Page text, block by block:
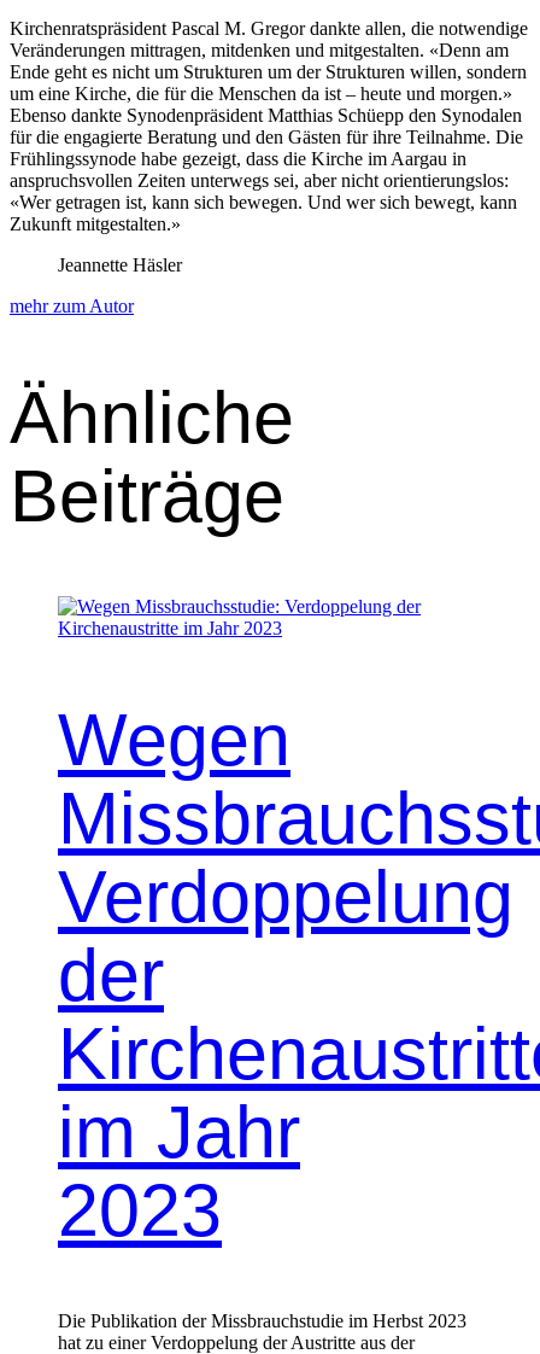
Kirchen­rat­spräsi­dent Pas­cal M. Gre­gor dank­te allen, die notwendi­ge
Verän­derun­gen mit­tra­gen, mit­denken und mit­gestal­ten. «Denn am
Ende geht es nicht um Struk­turen um der Struk­turen willen, son­dern
um eine Kirche, die für die Men­schen da ist – heute und mor­gen.»
Eben­so dank­te Syn­oden­präsi­dent Matthias Schüepp den Syn­odalen
für die engagierte Beratung und den Gästen für ihre Teil­nahme. Die
Früh­lingssyn­ode habe gezeigt, dass die Kirche im Aar­gau in
anspruchsvollen Zeit­en unter­wegs sei, aber nicht ori­en­tierungs­los:
«Wer getra­gen ist, kann sich bewe­gen. Und wer sich bewegt, kann
Zukun­ft mit­gestal­ten.»
Jeannette Häsler
mehr zum Autor
Ähnliche
Beiträge
Wegen
Verdoppelung
der
im Jahr
2023
Die Publikation der Missbrauchstudie im Herbst 2023
hat zu einer Verdoppelung der Austritte aus der